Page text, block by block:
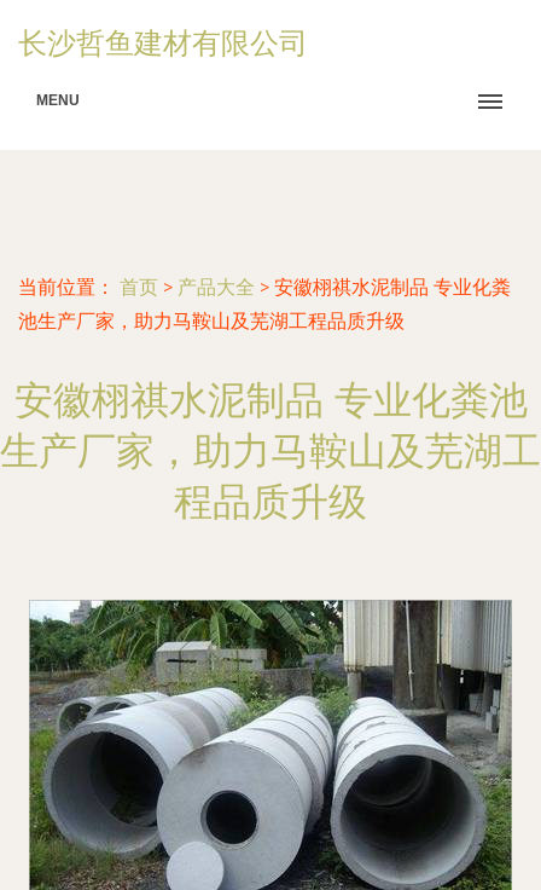
长沙哲鱼建材有限公司
MENU
当前位置： 首页 > 产品大全 > 安徽栩祺水泥制品 专业化粪
池生产厂家，助力马鞍山及芜湖工程品质升级
安徽栩祺水泥制品 专业化粪池
生产厂家，助力马鞍山及芜湖工
程品质升级